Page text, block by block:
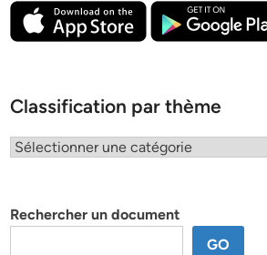
Classification par thème
Classification
Rechercher un document
GO